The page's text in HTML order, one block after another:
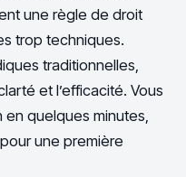
une règle de droit
trop techniques.
traditionnelles,
et l’efficacité. Vous
quelques minutes,
une première